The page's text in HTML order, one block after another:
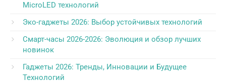
MicroLED технологий
Эко-гаджеты 2026: Выбор устойчивых технологий
Смарт-часы 2026-2026: Эволюция и обзор лучших
новинок
Гаджеты 2026: Тренды, Инновации и Будущее
Технологий